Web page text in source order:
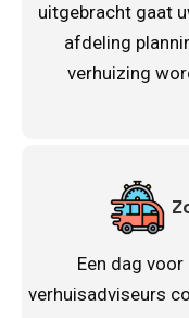
uitgebracht gaat
afdeling
verhuizing
Een dag
verhuisadviseurs